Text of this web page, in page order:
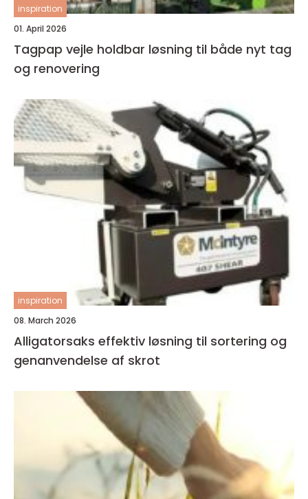
inspiration
01. April 2026
Tagpap vejle holdbar løsning til både nyt tag
og renovering
inspiration
08. March 2026
Alligatorsaks effektiv løsning til sortering og
genanvendelse af skrot